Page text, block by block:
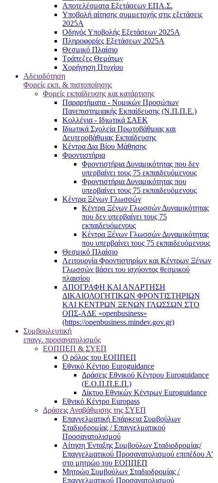
Αποτελέσματα Εξετάσεων ΕΠΑ.Σ.
Υποβολή αίτησης συμμετοχής στις εξετάσεις
2025Α
Οδηγός Υποβολής Εξετάσεων 2025A
Πληροφορίες Εξετάσεων 2025Α
Θεσμικό Πλαίσιο
Τράπεζες Θεμάτων
Χορήγηση Πτυχίου
Αδειοδότηση
Φορείς εκπ. & πιστοποίησης
Φορείς εκπαίδευσης και κατάρτισης
Παραρτήματα - Νομικών Προσώπων
Πανεπιστημιακής Εκπαίδευσης (Ν.Π.Π.Ε.)
Κολλέγια - Ιδιωτικά ΣΑΕΚ
Ιδιωτικά Σχολεία Πρωτοβάθμιας και
Δευτεροβάθμιας Εκπαίδευσης
Κέντρα Δια Βίου Μάθησης
Φροντιστήρια
Φροντιστήρια Δυναμικότητας που δεν
υπερβαίνει τους 75 εκπαιδευόμενους
Φροντιστήρια Δυναμικότητας που
υπερβαίνει τους 75 εκπαιδευόμενους
Κέντρα Ξένων Γλωσσών
Kέντρα Ξένων Γλωσσών Δυναμικότητας
που δεν υπερβαίνει τους 75
εκπαιδευόμενους
Kέντρα Ξένων Γλωσσών Δυναμικότητας
που υπερβαίνει τους 75 εκπαιδευόμενους
Θεσμικό Πλαίσιο
Λειτουργία Φροντιστηρίων και Κέντρων Ξένων
Γλωσσών βάσει του ισχύοντος θεσμικού
πλαισίου
ΑΠΟΓΡΑΦΗ ΚΑΙ ΑΝΑΡΤΗΣΗ
ΔΙΚΑΙΟΛΟΓΗΤΙΚΩΝ ΦΡΟΝΤΙΣΤΗΡΙΩΝ
ΚΑΙ ΚΕΝΤΡΩΝ ΞΕΝΩΝ ΓΛΩΣΣΩΝ ΣΤΟ
ΟΠΣ-ΑΔΕ «openbusiness»
(https://openbusiness.mindev.gov.gr)
Συμβουλευτική
επαγγ. προσανατολισμός
ΕΟΠΠΕΠ & ΣΥΕΠ
Ο ρόλος του ΕΟΠΠΕΠ
Εθνικό Κέντρο Euroguidance
Δράσεις Εθνικού Κέντρου Euroguidance
(Ε.Ο.Π.Π.Ε.Π.)
Δίκτυο Εθνικών Κέντρων Euroguidance
Εθνικό Κέντρο Europass
Δράσεις Αναβάθμισης της ΣΥΕΠ
Επαγγελματική Επάρκεια Συμβούλων
Σταδιοδρομίας / Επαγγελματικού
Προσανατολισμού
Αίτηση Ένταξης Συμβούλων Σταδιοδρομίας/
Επαγγελματικού Προσανατολισμού επιπέδου Α’
στο μητρώο του ΕΟΠΠΕΠ
Μητρώο Συμβούλων Σταδιοδρομίας /
Επαγγελματικού Προσανατολισμού